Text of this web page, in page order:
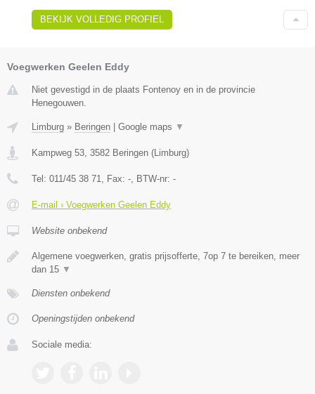
BEKIJK VOLLEDIG PROFIEL
Voegwerken Geelen Eddy
Niet gevestigd in de plaats Fontenoy en in de provincie
Henegouwen.
Limburg » Beringen | Google maps ▼
Kampweg 53 3582 Beringen (Limburg)
Tel: 011/45 38 71 , Fax: - , BTW-nr: -
E-mail › Voegwerken Geelen Eddy
Website onbekend
Algemene voegwerken, gratis prijsofferte, 7op 7 te bereiken, meer
dan 15 ▼
Diensten onbekend
Openingstijden onbekend
Sociale media: